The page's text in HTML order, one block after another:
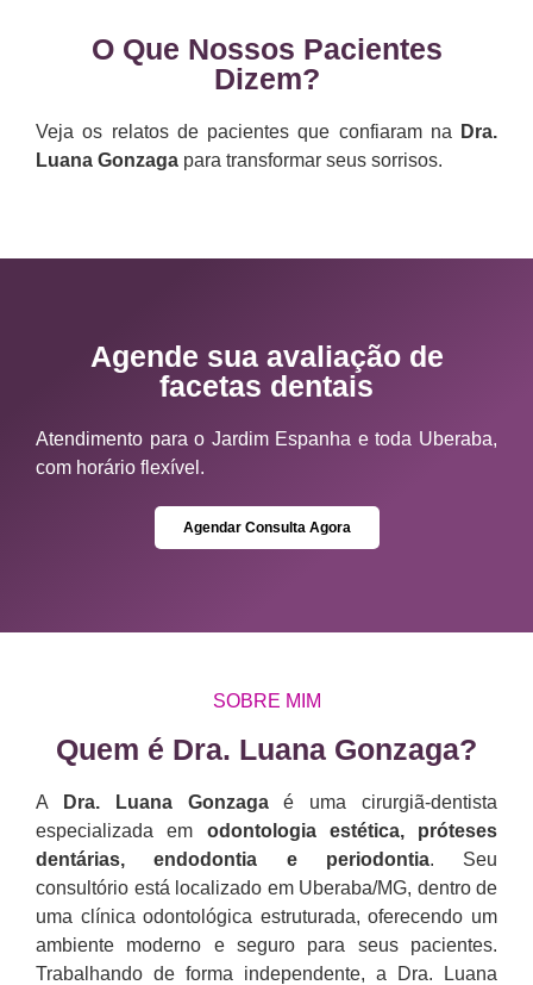
O Que Nossos Pacientes
Dizem?
Veja os relatos de pacientes que confiaram na
Dra.
Luana Gonzaga para transformar seus sorrisos.
Agende sua avaliação de
facetas dentais
Atendimento para o Jardim Espanha e toda Uberaba,
com horário flexível.
Agendar Consulta Agora
SOBRE MIM
Quem é Dra. Luana Gonzaga?​
A Dra. Luana Gonzagaé uma cirurgiã-dentista
especializada em odontologia estética, próteses
dentárias, endodontia e periodontia. Seu
consultório está localizado em Uberaba/MG, dentro de
uma clínica odontológica estruturada, oferecendo um
ambiente moderno e seguro para seus pacientes.
Trabalhando de forma independente, a Dra. Luana